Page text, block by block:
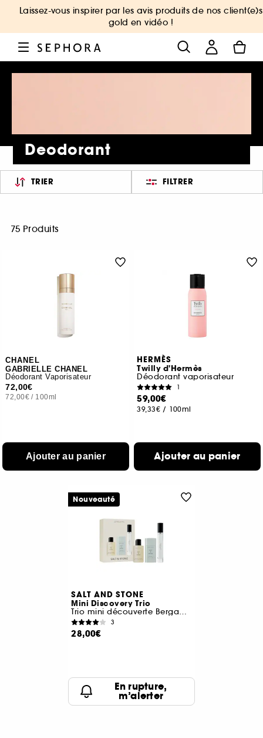
Laissez-vous inspirer par les avis produits de nos client(e)s
gold en vidéo !
Deodorant
TRIER FILTRER
75 Produits
CHANEL
GABRIELLE CHANEL
Déodorant Vaporisateur
72,00€
72,00€ / 100ml
Ajouter au panier
HERMÈS
Twilly d'Hermès
Déodorant vaporisateur
1
59,00€
39,33€ / 100ml
Ajouter au panier
SALT AND STONE
Mini Discovery Trio
Trio mini découverte Bergamote et Hinoki
3
28,00€
En rupture,
m’alerter
Nouveauté